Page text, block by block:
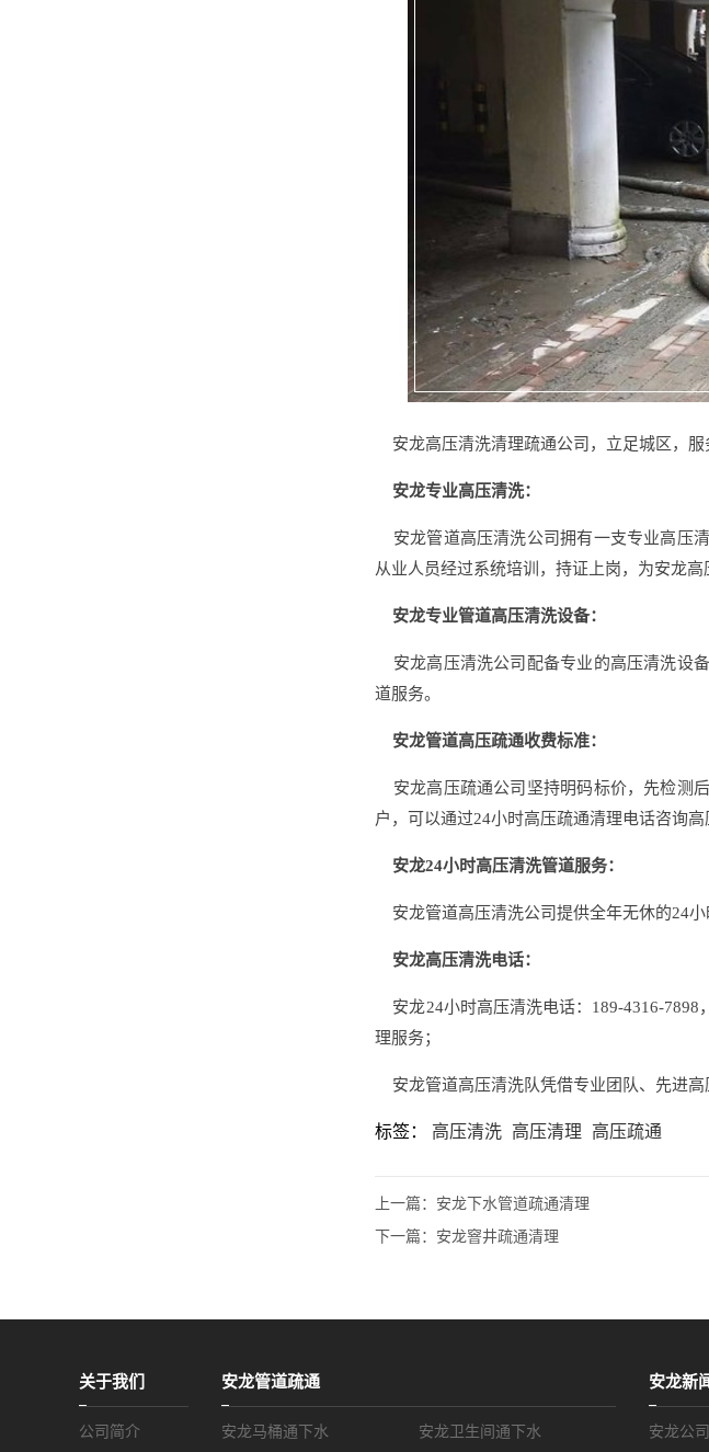
安龙高压清洗清理疏通公司，立足城区，服
安龙专业高压清洗：
安龙管道高压清洗公司拥有一支专业高压
从业人员经过系统培训，持证上岗，为安龙高
安龙专业管道高压清洗设备：
安龙高压清洗公司配备专业的高压清洗设
道服务。
安龙管道高压疏通收费标准：
安龙高压疏通公司坚持明码标价，先检测
户，可以通过24小时高压疏通清理电话咨询
安龙24小时高压清洗管道服务：
安龙管道高压清洗公司提供全年无休的24小
安龙高压清洗电话：
安龙24小时高压清洗电话：189-4316-7898
理服务；
安龙管道高压清洗队凭借专业团队、先进
标签： 高压清洗 高压清理 高压疏通
上一篇： 安龙下水管道疏通清理
下一篇： 安龙窨井疏通清理
关于我们
公司简介
安龙管道疏通
安龙马桶通下水 安龙卫生间通下水
安龙新
安龙公